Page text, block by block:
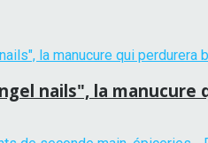
nails", la manucure